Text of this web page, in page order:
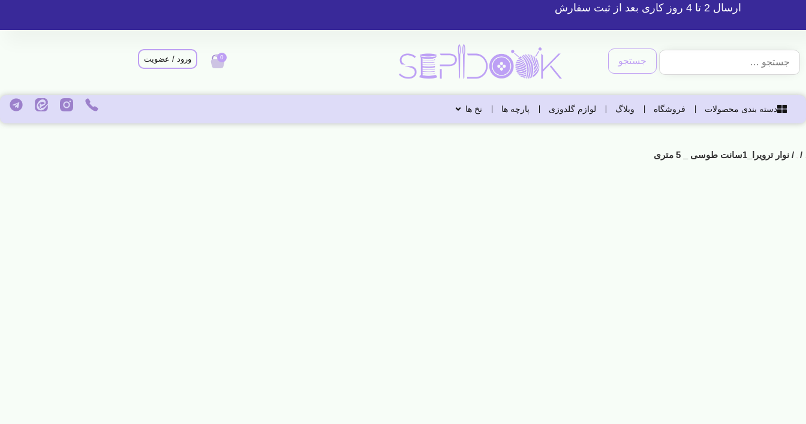
ارسال 2 تا 4 روز کاری بعد از ثبت سفارش
0 ورود / عضویت
دسته بندی محصولات فروشگاه وبلاگ لوازم گلدوزی پارچه ها نخ ها
/ / نوار ترویرا_1سانت طوسی _ 5 متری